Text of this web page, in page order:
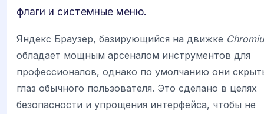
флаги и системные меню.
Яндекс Браузер, базирующийся на движке
обладает мощным арсеналом инструментов для
профессионалов, однако по умолчанию они
глаз обычного пользователя. Это сделано в целях
безопасности и упрощения интерфейса, чтобы не